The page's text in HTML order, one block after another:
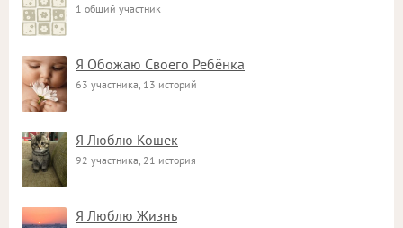
1 общий участник
Я Обожаю Своего Ребёнка
63 участника, 13 историй
Я Люблю Кошек
92 участника, 21 история
Я Люблю Жизнь